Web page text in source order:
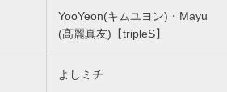
YooYeon(キムユヨン)・Mayu
(髙麗真友)【tripleS】
よしミチ